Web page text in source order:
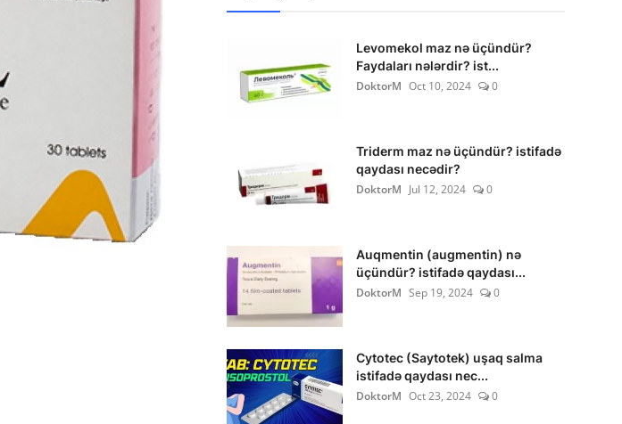
Levomekol maz nə üçündür?
Faydaları nələrdir? ist...
DoktorM Oct 10, 2024 0
Triderm maz nə üçündür? istifadə
qaydası necədir?
DoktorM Jul 12, 2024 0
Auqmentin (augmentin) nə
üçündür? istifadə qaydası...
DoktorM Sep 19, 2024 0
Cytotec (Saytotek) uşaq salma
istifadə qaydası nec...
DoktorM Oct 23, 2024 0